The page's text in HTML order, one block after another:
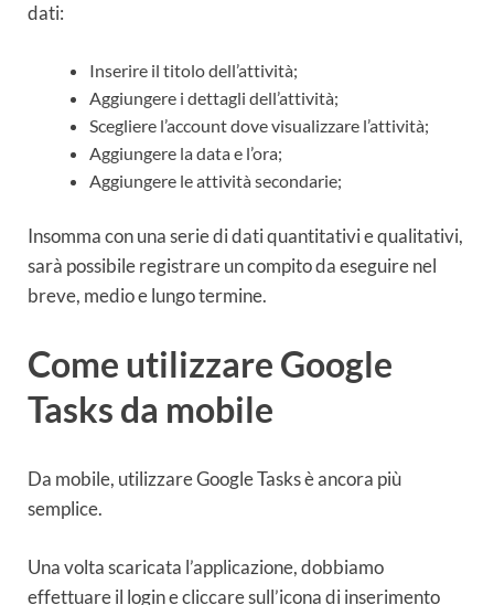
dati:
Inserire il titolo dell’attività;
Aggiungere i dettagli dell’attività;
Scegliere l’account dove visualizzare l’attività;
Aggiungere la data e l’ora;
Aggiungere le attività secondarie;
Insomma con una serie di dati quantitativi e qualitativi,
sarà possibile registrare un compito da eseguire nel
breve, medio e lungo termine.
Come utilizzare Google
Tasks da mobile
Da mobile, utilizzare Google Tasks è ancora più
semplice.
Una volta scaricata l’applicazione, dobbiamo
effettuare il login e cliccare sull’icona di inserimento